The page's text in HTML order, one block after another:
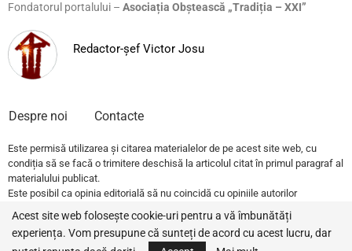
Fondatorul portalului – Asociația Obștească „Tradiția – XXI”
Redactor-șef Victor Josu
Despre noi Contacte
Este permisă utilizarea și citarea materialelor de pe acest site web, cu
condiția să se facă o trimitere deschisă la articolul citat în primul paragraf al
materialului publicat.
Este posibil ca opinia editorială să nu coincidă cu opiniile autorilor
publicațiilor.
Acest site web folosește cookie-uri pentru a vă îmbunătăți
experiența. Vom presupune că sunteți de acord cu acest lucru, dar